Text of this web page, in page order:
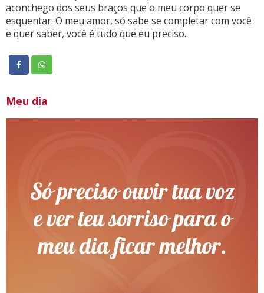
aconchego dos seus braços que o meu corpo quer se
esquentar. O meu amor, só sabe se completar com você
e quer saber, você é tudo que eu preciso.
Meu dia